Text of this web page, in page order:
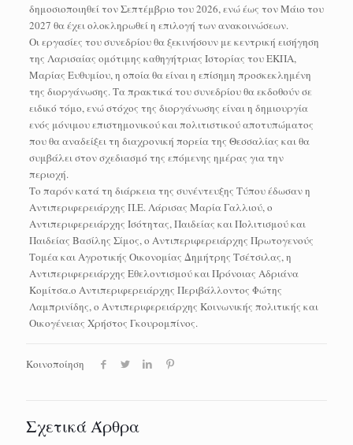
δημοσιοποιηθεί τον Σεπτέμβριο του 2026, ενώ έως τον Μάιο του
2027 θα έχει ολοκληρωθεί η επιλογή των ανακοινώσεων.
Οι εργασίες του συνεδρίου θα ξεκινήσουν με κεντρική εισήγηση
της Λαρισαίας ομότιμης καθηγήτριας Ιστορίας του ΕΚΠΑ,
Μαρίας Ευθυμίου, η οποία θα είναι η επίσημη προσκεκλημένη
της διοργάνωσης. Τα πρακτικά του συνεδρίου θα εκδοθούν σε
ειδικό τόμο, ενώ στόχος της διοργάνωσης είναι η δημιουργία
ενός μόνιμου επιστημονικού και πολιτιστικού αποτυπώματος
που θα αναδείξει τη διαχρονική πορεία της Θεσσαλίας και θα
συμβάλει στον σχεδιασμό της επόμενης ημέρας για την
περιοχή.
Το παρόν κατά τη διάρκεια της συνέντευξης Τύπου έδωσαν η
Αντιπεριφερειάρχης Π.Ε. Λάρισας Μαρία Γαλλιού, ο
Αντιπεριφερειάρχης Ισότητας, Παιδείας και Πολιτισμού και
Παιδείας Βασίλης Σίμος, ο Αντιπεριφερειάρχης Πρωτογενούς
Τομέα και Αγροτικής Οικονομίας Δημήτρης Τσέτσιλας, η
Αντιπεριφερειάρχης Εθελοντισμού και Πρόνοιας Αδριάνα
Κομίτσα.ο Αντιπεριφερειάρχης Περιβάλλοντος Φώτης
Λαμπρινίδης, ο Αντιπεριφερειάρχης Κοινωνικής πολιτικής και
Οικογένειας Χρήστος Γκουρομπίνος.
Κοινοποίηση
Σχετικά Άρθρα